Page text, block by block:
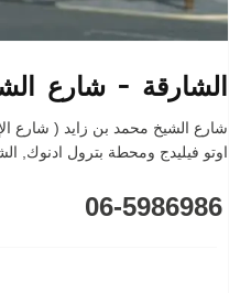
الشارقة - شارع
شارع الشيخ محمد بن زايد ( شارع
اوتو فيليدج ومحطة بترول ادنوك,
06-5986986